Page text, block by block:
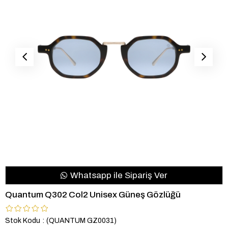
Whatsapp ile Sipariş Ver
Quantum Q302 Col2 Unisex Güneş Gözlüğü
Stok Kodu (QUANTUM GZ0031)